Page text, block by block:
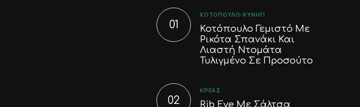
ΚΟΤΌΠΟΥΛΟ-ΚΥΝΉΓΙ
Κοτόπουλο Γεμιστό Με
Ρικότα Σπανάκι Και
Λιαστή Ντομάτα
Τυλιγμένο Σε Προσούτο
ΚΡΈΑΣ
Rib Eye Με Σάλτσα